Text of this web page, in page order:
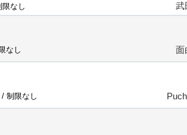
限なし 武
なし 面
/ 制限なし